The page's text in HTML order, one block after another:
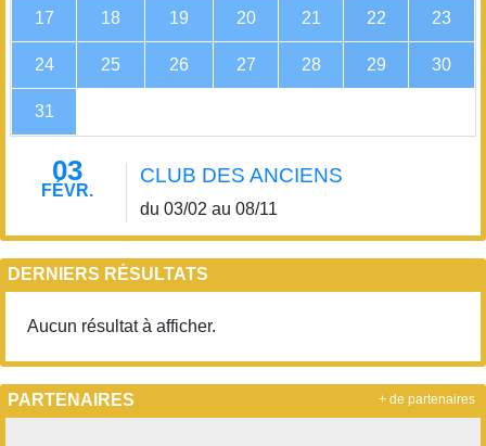
17 18 19 20 21 22 23
24 25 26 27 28 29 30
31
03
FÉVR.
CLUB DES ANCIENS
du 03/02 au 08/11
DERNIERS RÉSULTATS
Aucun résultat à afficher.
PARTENAIRES + de partenaires